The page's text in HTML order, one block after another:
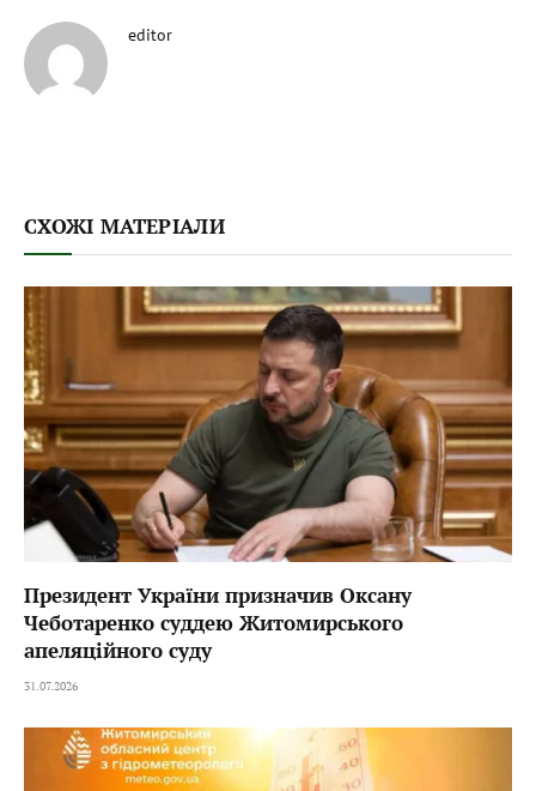
editor
СХОЖІ МАТЕРІАЛИ
Президент України призначив Оксану
Чеботаренко суддею Житомирського
апеляційного суду
31.07.2026